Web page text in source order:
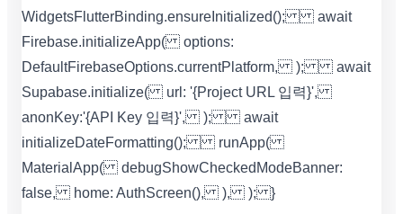
WidgetsFlutterBinding.ensureInitialized(); await
Firebase.initializeApp( options:
DefaultFirebaseOptions.currentPlatform, ); await
Supabase.initialize( url: '{Project URL 입력}',
anonKey:'{API Key 입력}', ); await
initializeDateFormatting(); runApp(
MaterialApp( debugShowCheckedModeBanner:
false, home: AuthScreen(), ), ); }